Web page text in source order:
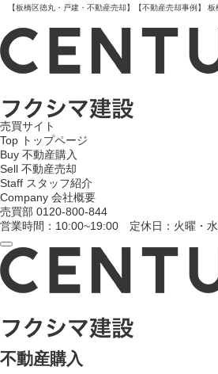
【板橋区徳丸・戸建・不動産売却】【不動産売却事例】
売買サイト
Top トップページ
Buy 不動産購入
Sell 不動産売却
Staff スタッフ紹介
Company 会社概要
売買部 0120-800-844
営業時間：10:00~19:00 定休日：火曜・
不動産購入